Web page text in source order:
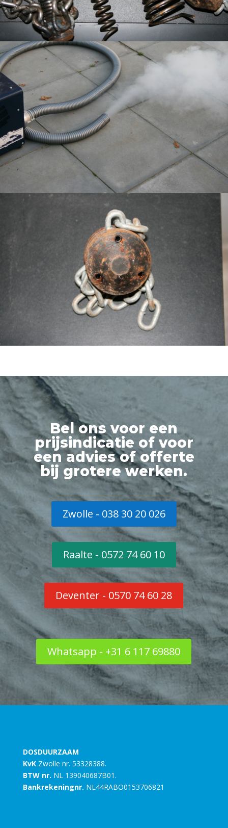
Bel ons voor een
prijsindicatie of voor
een advies of offerte
bij grotere werken.
Zwolle - 038 30 20 026
Raalte - 0572 74 60 10
Deventer - 0570 74 60 28
Whatsapp - +31 6 117 69880
DOSDUURZAAM
KvKZwolle nr. 53328388.
BTW nr. NL 139040687B01.
Bankrekeningnr. NL44RABO0153706821